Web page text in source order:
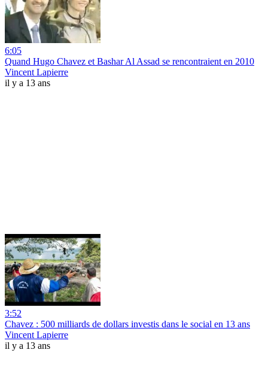
6:05
Quand Hugo Chavez et Bashar Al Assad se rencontraient en 2010
Vincent Lapierre
il y a 13 ans
3:52
Chavez : 500 milliards de dollars investis dans le social en 13 ans
Vincent Lapierre
il y a 13 ans